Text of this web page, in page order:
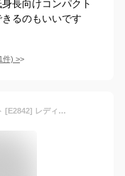
長向けコンパクト
るのもいいです
1件) >
セルフカットできるプリーツサロペット [E2842] レディース リラックス らくちん ゆったり サテン 大人 夏 小柄 オールインワン サロペット オーバーオール パンツ きれいめ ワイドパンツ プリーツ キャミソールワンピース キャミ 黒